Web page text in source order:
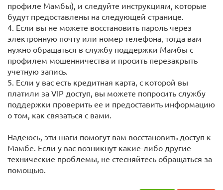
профиле Мамбы), и следуйте инструкциям, которые
будут предоставлены на следующей странице.
4. Если вы не можете восстановить пароль через
электронную почту или номер телефона, тогда вам
нужно обращаться в службу поддержки Мамбы с
профилем мошенничества и просить перезакрыть
учетную запись.
5. Если у вас есть кредитная карта, с которой вы
платили за VIP доступ, вы можете попросить службу
поддержки проверить ее и предоставить информацию
о том, как связаться с вами.
Надеюсь, эти шаги помогут вам восстановить доступ к
Мамбе. Если у вас возникнут какие-либо другие
технические проблемы, не стесняйтесь обращаться за
помощью.